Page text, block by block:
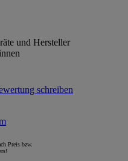
und Hersteller
Preis bzw.